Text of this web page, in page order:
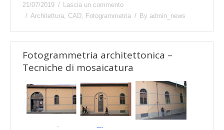
21/07/2019
Lascia un commento
Architettura
CAD Fotogrammetria By admin_news
Fotogrammetria architettonica –
Tecniche di mosaicatura